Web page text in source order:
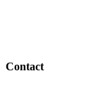
Contact